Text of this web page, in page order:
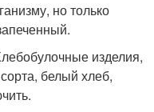
но только
изделия,
белый хлеб,